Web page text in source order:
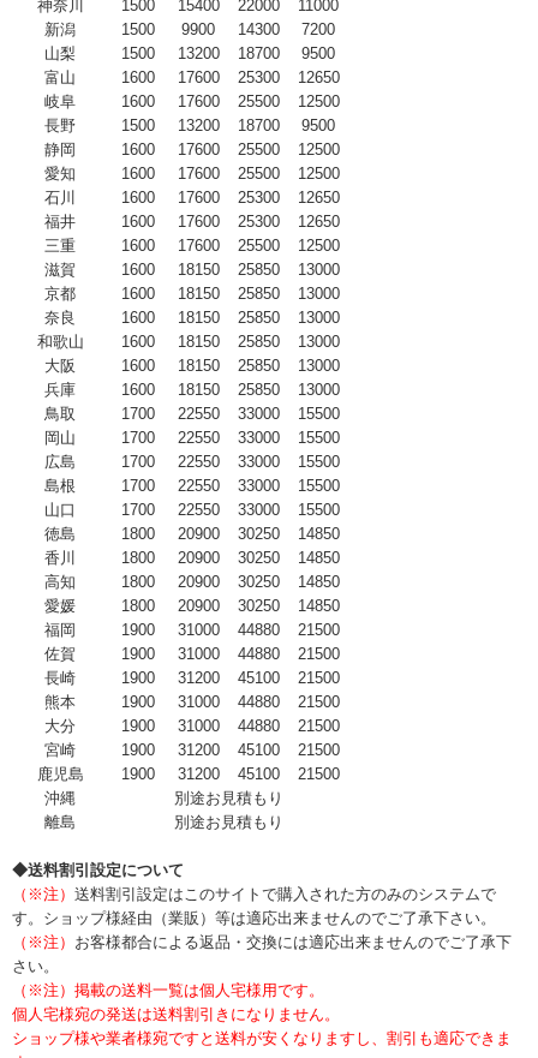
神奈川
1500 15400 22000
11000
新潟
1500 9900 14300
7200
山梨
1500 13200 18700
9500
富山
1600 17600 25300
12650
岐阜
1600 17600 25500
12500
長野
1500 13200 18700
9500
静岡
1600 17600 25500
12500
愛知
1600 17600 25500
12500
石川
1600 17600 25300
12650
福井
1600 17600 25300
12650
三重
1600 17600 25500
12500
滋賀
1600 18150 25850
13000
京都
1600 18150 25850
13000
奈良
1600 18150 25850
13000
和歌山
1600 18150 25850
13000
大阪
1600 18150 25850
13000
兵庫
1600 18150 25850
13000
鳥取
1700 22550 33000
15500
岡山
1700 22550 33000
15500
広島
1700 22550 33000
15500
島根
1700 22550 33000
15500
山口
1700 22550 33000
15500
徳島
1800 20900 30250
14850
香川
1800 20900 30250
14850
高知
1800 20900 30250
14850
愛媛
1800 20900 30250
14850
福岡
1900 31000 44880
21500
佐賀
1900 31000 44880
21500
長崎
1900 31200 45100
21500
熊本
1900 31000 44880
21500
大分
1900 31000 44880
21500
宮崎
1900 31200 45100
21500
鹿児島
1900 31200 45100
21500
沖縄
別途お見積もり
離島
別途お見積もり
◆送料割引設定について
（※注） 送料割引設定はこのサイトで購入された方のみのシステムで
す。ショップ様経由（業販）等は適応出来ませんのでご了承下さい。
（※注） お客様都合による返品・交換には適応出来ませんのでご了承下
さい。
（※注）掲載の送料一覧は個人宅様用です。
個人宅様宛の発送は送料割引きになりません。
ショップ様や業者様宛ですと送料が安くなりますし、割引も適応できま